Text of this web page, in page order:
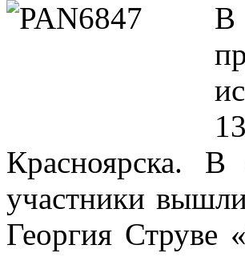
В
Красноярска. В
участники
Георгия Струве